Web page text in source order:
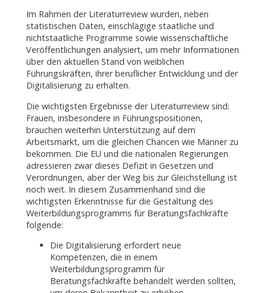
Im Rahmen der Literaturreview wurden, neben
statistischen Daten, einschlägige staatliche und
nichtstaatliche Programme sowie wissenschaftliche
Veröffentlichungen analysiert, um mehr Informationen
über den aktuellen Stand von weiblichen
Führungskräften, ihrer beruflicher Entwicklung und der
Digitalisierung zu erhalten.
Die wichtigsten Ergebnisse der Literaturreview sind:
Frauen, insbesondere in Führungspositionen,
brauchen weiterhin Unterstützung auf dem
Arbeitsmarkt, um die gleichen Chancen wie Männer zu
bekommen. Die EU und die nationalen Regierungen
adressieren zwar dieses Defizit in Gesetzen und
Verordnungen, aber der Weg bis zur Gleichstellung ist
noch weit. In diesem Zusammenhand sind die
wichtigsten Erkenntnisse für die Gestaltung des
Weiterbildungsprogramms für Beratungsfachkräfte
folgende:
Die Digitalisierung erfordert neue
Kompetenzen, die in einem
Weiterbildungsprogramm für
Beratungsfachkräfte behandelt werden sollten,